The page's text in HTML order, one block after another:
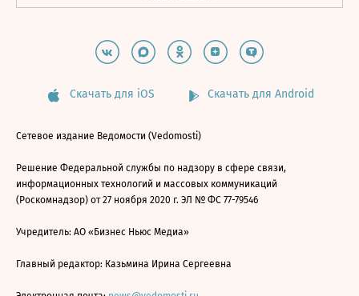
Скачать для iOS Скачать для Android
Сетевое издание Ведомости (Vedomosti)
Решение Федеральной службы по надзору в сфере связи,
информационных технологий и массовых коммуникаций
(Роскомнадзор) от 27 ноября 2020 г. ЭЛ № ФС 77-79546
Учредитель: АО «Бизнес Ньюс Медиа»
Главный редактор: Казьмина Ирина Сергеевна